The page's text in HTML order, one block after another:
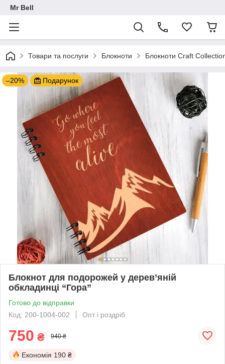
Mr Bell
Товари та послуги Блокноти Блокноти Craft
–20% Подарунок
Блокнот для подорожей у дерев’яній
обкладинці “Гора”
Готово до відправки
Код: 200-1004-002
Опт і роздріб
750 ₴ 940 ₴
Економія 190 ₴